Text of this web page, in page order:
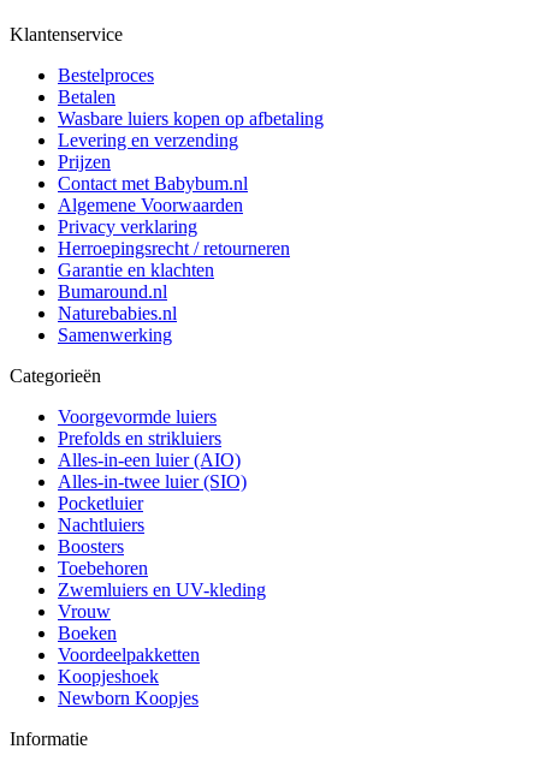
Klantenservice
Bestelproces
Betalen
Wasbare luiers kopen op afbetaling
Levering en verzending
Prijzen
Contact met Babybum.nl
Algemene Voorwaarden
Privacy verklaring
Herroepingsrecht / retourneren
Garantie en klachten
Bumaround.nl
Naturebabies.nl
Samenwerking
Categorieën
Voorgevormde luiers
Prefolds en strikluiers
Alles-in-een luier (AIO)
Alles-in-twee luier (SIO)
Pocketluier
Nachtluiers
Boosters
Toebehoren
Zwemluiers en UV-kleding
Vrouw
Boeken
Voordeelpakketten
Koopjeshoek
Newborn Koopjes
Informatie